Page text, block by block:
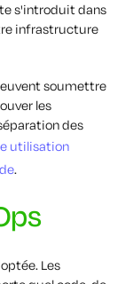
s'introduit dans
infrastructure
soumettre
les
des
utilisation
.
Les